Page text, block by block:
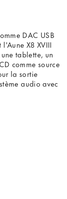
DAC USB
X8 XVIII
tablette, un
comme source
la sortie
audio avec